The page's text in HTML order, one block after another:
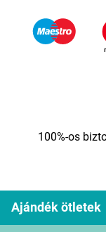
100%-os
Ajándék ötletek